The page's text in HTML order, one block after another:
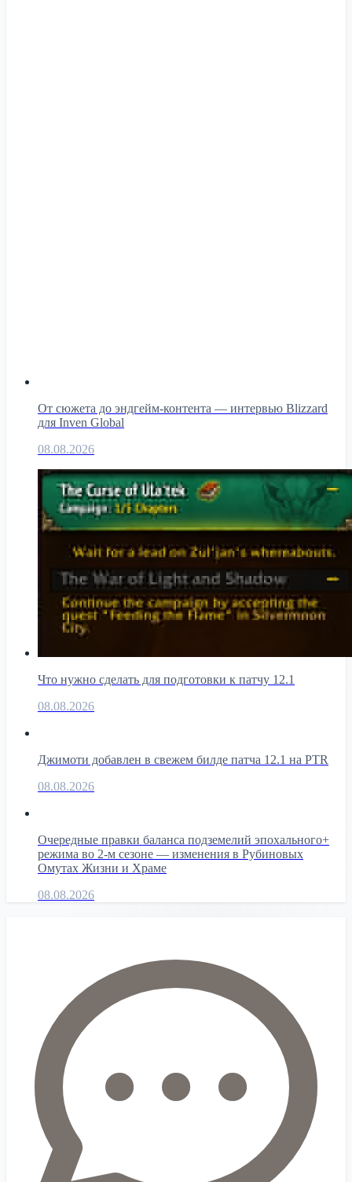
От сюжета до эндгейм-контента — интервью Blizzard
для Inven Global
08.08.2026
Что нужно сделать для подготовки к патчу 12.1
08.08.2026
Джимоти добавлен в свежем билде патча 12.1 на PTR
08.08.2026
Очередные правки баланса подземелий эпохального+
режима во 2-м сезоне — изменения в Рубиновых
Омутах Жизни и Храме
08.08.2026